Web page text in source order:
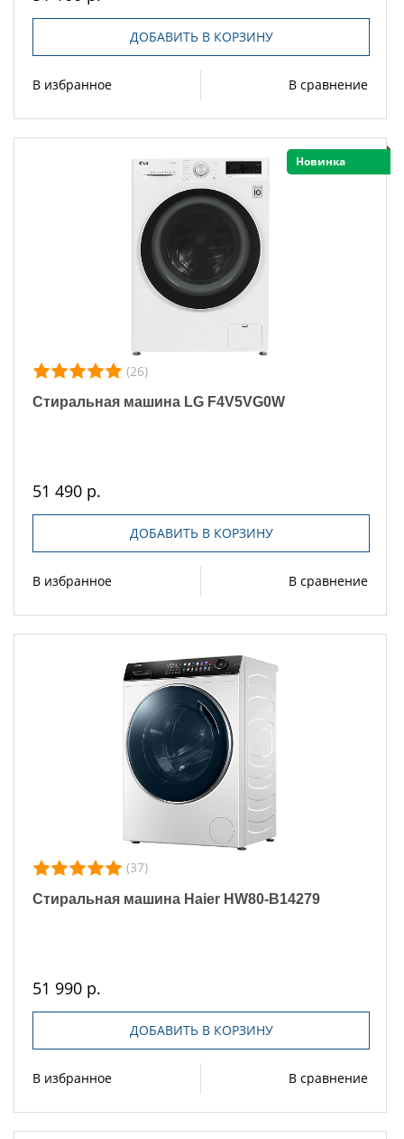
ДОБАВИТЬ В КОРЗИНУ
В избранное В сравнение
Новинка
(26)
Стиральная машина LG F4V5VG0W
51 490 р.
ДОБАВИТЬ В КОРЗИНУ
В избранное В сравнение
(37)
Стиральная машина Haier HW80-B14279
51 990 р.
ДОБАВИТЬ В КОРЗИНУ
В избранное В сравнение